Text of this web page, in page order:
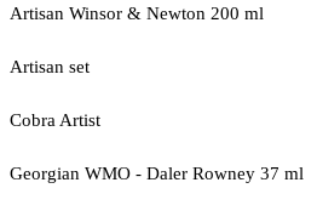
Artisan Winsor & Newton 200 ml
Artisan set
Cobra Artist
Georgian WMO - Daler Rowney 37 ml